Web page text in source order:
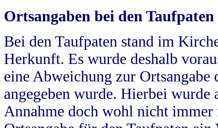
Ortsangaben bei den Taufpaten
Bei den Taufpaten stand im
Herkunft. Es wurde deshalb
eine Abweichung zur
angegeben wurde. Hierbei wurde
Annahme doch wohl nicht